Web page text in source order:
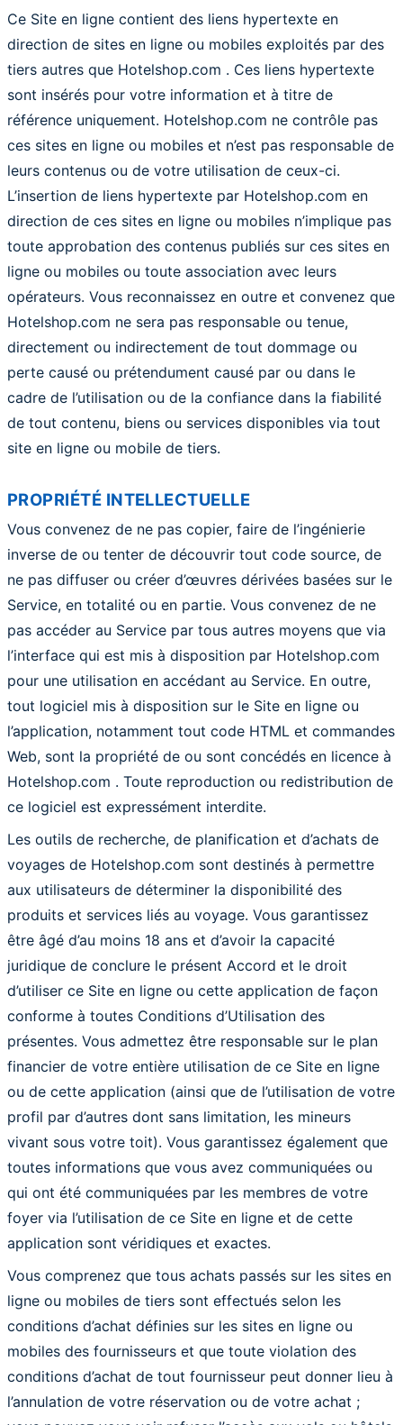
Ce Site en ligne contient des liens hypertexte en
direction de sites en ligne ou mobiles exploités par des
tiers autres que Hotelshop.com . Ces liens hypertexte
sont insérés pour votre information et à titre de
référence uniquement. Hotelshop.com ne contrôle pas
ces sites en ligne ou mobiles et n’est pas responsable de
leurs contenus ou de votre utilisation de ceux-ci.
L’insertion de liens hypertexte par Hotelshop.com en
direction de ces sites en ligne ou mobiles n’implique pas
toute approbation des contenus publiés sur ces sites en
ligne ou mobiles ou toute association avec leurs
opérateurs. Vous reconnaissez en outre et convenez que
Hotelshop.com ne sera pas responsable ou tenue,
directement ou indirectement de tout dommage ou
perte causé ou prétendument causé par ou dans le
cadre de l’utilisation ou de la confiance dans la fiabilité
de tout contenu, biens ou services disponibles via tout
site en ligne ou mobile de tiers.
PROPRIÉTÉ INTELLECTUELLE
Vous convenez de ne pas copier, faire de l’ingénierie
inverse de ou tenter de découvrir tout code source, de
ne pas diffuser ou créer d’œuvres dérivées basées sur le
Service, en totalité ou en partie. Vous convenez de ne
pas accéder au Service par tous autres moyens que via
l’interface qui est mis à disposition par Hotelshop.com
pour une utilisation en accédant au Service. En outre,
tout logiciel mis à disposition sur le Site en ligne ou
l’application, notamment tout code HTML et commandes
Web, sont la propriété de ou sont concédés en licence à
Hotelshop.com . Toute reproduction ou redistribution de
ce logiciel est expressément interdite.
Les outils de recherche, de planification et d’achats de
voyages de Hotelshop.com sont destinés à permettre
aux utilisateurs de déterminer la disponibilité des
produits et services liés au voyage. Vous garantissez
être âgé d’au moins 18 ans et d’avoir la capacité
juridique de conclure le présent Accord et le droit
d’utiliser ce Site en ligne ou cette application de façon
conforme à toutes Conditions d’Utilisation des
présentes. Vous admettez être responsable sur le plan
financier de votre entière utilisation de ce Site en ligne
ou de cette application (ainsi que de l’utilisation de votre
profil par d’autres dont sans limitation, les mineurs
vivant sous votre toit). Vous garantissez également que
toutes informations que vous avez communiquées ou
qui ont été communiquées par les membres de votre
foyer via l’utilisation de ce Site en ligne et de cette
application sont véridiques et exactes.
Vous comprenez que tous achats passés sur les sites en
ligne ou mobiles de tiers sont effectués selon les
conditions d’achat définies sur les sites en ligne ou
mobiles des fournisseurs et que toute violation des
conditions d’achat de tout fournisseur peut donner lieu à
l’annulation de votre réservation ou de votre achat ;